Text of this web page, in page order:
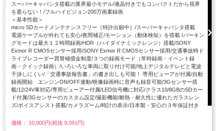
スーパーキャパシタ搭載の業界最小モデル/液晶付きでもコンパクトだから視界
を遮らない！/フルハイビジョン200万画素録画
＜基本性能＞
micro SDカードメンテナンスフリー［特許出願中］/スーパーキャパシタ搭載
電源ケーブルが外れても安心/夜間補正/モーション（動体検知）を搭載 /パーキン
グモードは最大１２時間録画/HDR（ハイダイナミックレンジ）搭載/SONY
Exmor R CMOSセンサー採用/SONY Exmor R CMOSセンサー採用/交通事故時ド
ライブレコーダー買替補償金制度/３つの録画モード（常時録画・イベント録
画・クイック録画）/いろいろな車両に取り付け可能/地上デジタルテレビと電波
干渉しにくい/「交通事故報告書」の書き出しも可能！ 専用ビューアが付属/自動
録画開始 エンジンON/OFF連動/映像録画時に音声も録音可能/3Gセンサー搭
載/12/24V車対応/専用ビューアー付属/LED信号機に対応/クラス10/8GBのSDカー
ド付属/3Gセンサーのカスタム設定/撮影機能/耐熱・耐久性に優れたガラスレン
ズ/ボイスアシスト搭載/カメラズーム/時計の表示/日本製・安心の３年保証付き
価格： 10,000円(税抜 9,091円)